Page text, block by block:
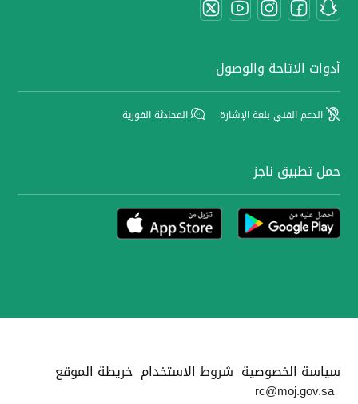
أدوات الاتاحة والوصول
الدعم الفني بلغة الإشارة المحادثة الفورية
حمل تطبيق ناجز
سياسة الخصوصية شروط الاستخدام خريطة الموقع
rc@moj.gov.sa